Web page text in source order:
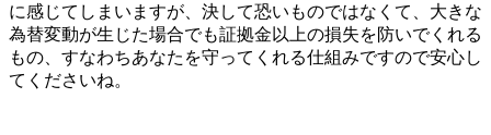
に感じてしまいますが、決して恐いものではなくて、 大きな
為替変動が生じた場合でも証拠金以上の損失を防いでくれる
もの、すなわちあなたを守ってくれる仕組みですので安心し
てくださいね。